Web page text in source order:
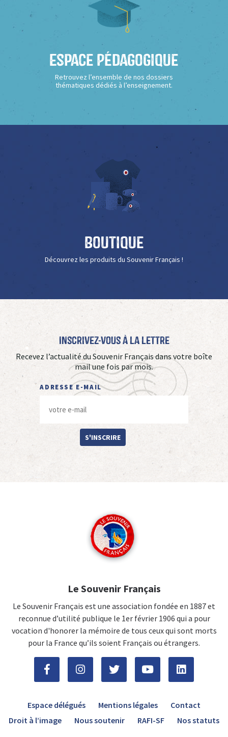
Espace Pédagogique
Retrouvez l’ensemble de nos dossiers
thématiques dédiés à l’enseignement.
Boutique
Découvrez les produits du Souvenir Français !
Inscrivez-vous à La Lettre
Recevez l’actualité du Souvenir Français dans votre boîte
mail une fois par mois.
ADRESSE E-MAIL
S'INSCRIRE
Le Souvenir Français
Le Souvenir Français est une association fondée en 1887 et
reconnue d’utilité publique le 1er février 1906 qui a pour
vocation d'honorer la mémoire de tous ceux qui sont morts
pour la France qu’ils soient Français ou étrangers.
Espace délégués Mentions légales
Contact
Droit à l’image
Nous soutenir RAFI-SF Nos statuts